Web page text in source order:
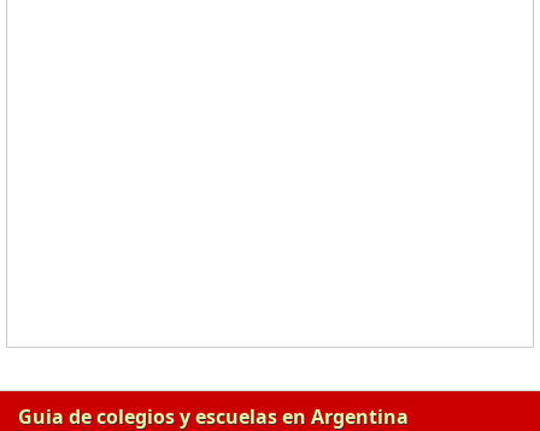
Guia de colegios y escuelas en Argentina